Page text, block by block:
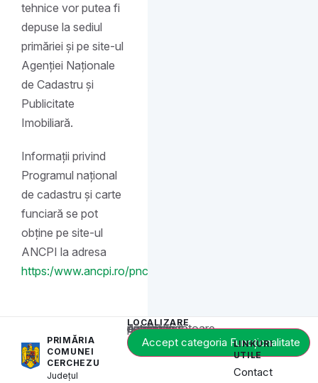
tehnice vor putea fi
depuse la sediul
primăriei și pe site-ul
Agenției Naționale
de Cadastru și
Publicitate
Imobiliară.
Informații privind
Programul național
de cadastru și carte
funciară se pot
obține pe site-ul
ANCPI la adresa
https:/www.ancpi.ro/pnccf/
PRIMĂRIA
COMUNEI
CERCHEZU
Județul
LOCALIZARE
Acest conținut este blocat până când acceptați categoria corespunzătoare de cookie-uri.
Accept categoria Funcționalitate
LINKURI
UTILE
Contact